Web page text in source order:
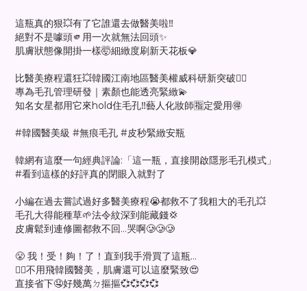
這瓶真的狠💥有了它誰還去做醫美啦‼️
絕對不是噱頭🫵用一次就無法回頭✨
肌膚狀態像開掛一樣🤯細緻度刷新天花板💎
比醫美療程還狂💥韓國江南地區醫美權威科研新突破👨‍⚕️
專為毛孔管理研發｜素顏也能透亮緊緻💫
知名女星都用它來hold住毛孔‼️藝人化妝師🈯️定愛用🉐
#韓國醫美級 #無痕毛孔 #皮秒緊緻安瓶
韓網有這麼一句經典評論:「這一瓶，直接開啟隱形毛孔模式」
#看到這樣的好評真的閉眼入就對了
小編在過去嘗試過好多醫美療程😭都救不了我粗大的毛孔💥
毛孔大得能種草🌱法令紋深到能藏錢💢
皮膚鬆到連修圖都救不回…哭啊🥲🥲🥲
😤 我！受！夠！了！直到我手滑買了這瓶…
❤️‍🔥不用飛韓國醫美，肌膚還可以這麼緊致😍
直接省下🤤好幾萬ㄉ摳摳💞💞💞💞